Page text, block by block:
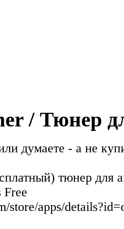
/ Тюнер
думаете - а не
тюнер для
Free
store/apps/